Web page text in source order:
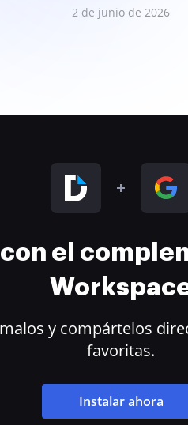
2 de junio de 2026
el
y compártelos
favoritas.
Instalar ahora